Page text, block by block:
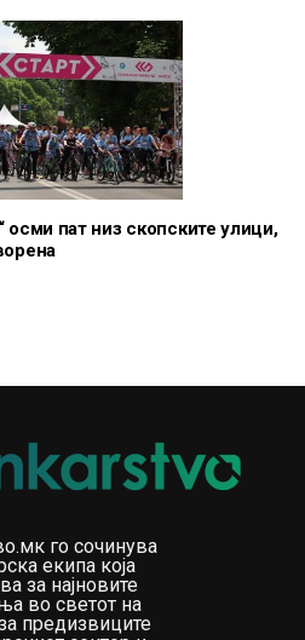
осми пат низ скопските улици,
го сочинува
екипа која
за најновите
во светот на
предизвиците